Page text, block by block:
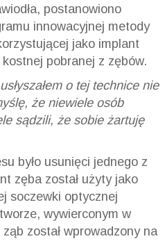
postanowiono
innowacyjnej metody
jako implant
pobranej z zębów.
o tej technice nie
że niewiele osób
sądzili, że sobie żartuję
było usunięci jednego z
zęba został użyty jako
soczewki optycznej
wywierconym w
został wprowadzony na